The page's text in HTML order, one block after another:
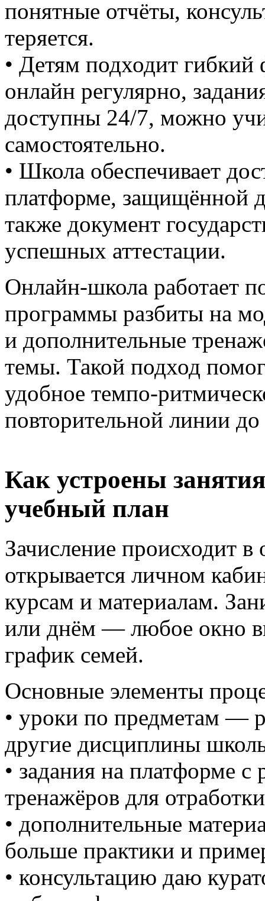
понятные отчёты,
теряется.
• Детям подходит
онлайн регулярно,
доступны 24/7, можно
самостоятельно.
• Школа обеспечивает
платформе, защищённой
также документ
успешных аттестации.
Онлайн-школа работает
программы разбиты на
и дополнительные
темы. Такой подход
удобное темпо-
повторительной линии до
Как устроены
учебный план
Зачисление происходит
открывается личном
курсам и материалам.
или днём — любое окно
график семей.
Основные элементы
• уроки по предметам —
другие дисциплины
• задания на платформе
тренажёров для
• дополнительные
больше практики и
• консультацию даю